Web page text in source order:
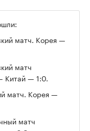
матч. Корея —
матч
Китай — 1:0.
матч. Корея —
матч